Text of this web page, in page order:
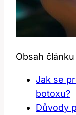
Obsah článku
Jak se
botoxu?
Důvody